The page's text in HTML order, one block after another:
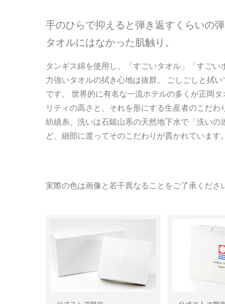
手のひらで抑えると弾き返すくらいの
タオルにはなかった肌触り。
タンギス綿を使用し、「すごいタオル」「すご
力強いタオルの拭き心地は抜群。 ごしごしと拭
です。 世界的に有名な一流ホテルの多くが正岡
リティの高さと、それを形にする生産者のこだ
紡績糸、洗いは石鎚山系の天然地下水で「洗い
ど、細部に渡ってそのこだわりが貫かれています。
実際の色は画像と若干異なることをご了承くださ